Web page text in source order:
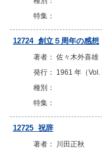
特集：
12724 創立５周年の感想
著者： 佐々木外喜雄
発行： 1961 年（
種別：
特集：
12725 祝辞
著者： 川田正秋